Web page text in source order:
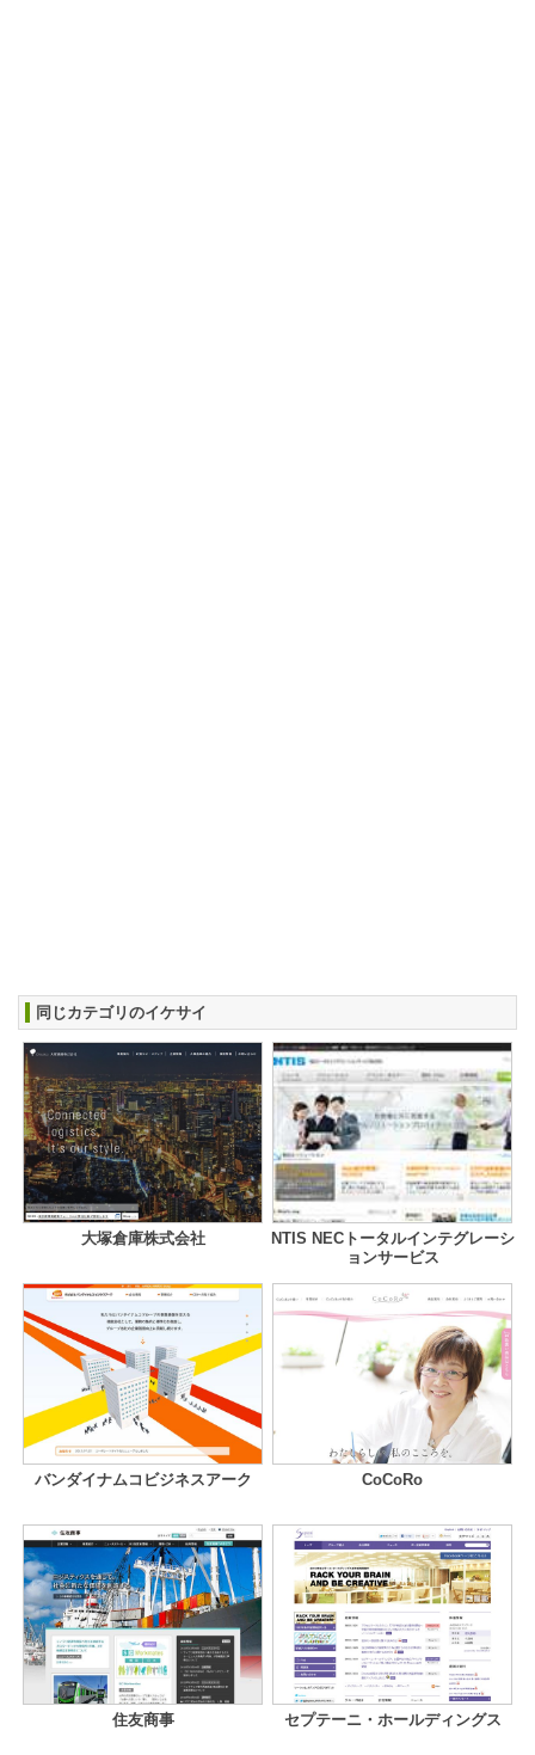
同じカテゴリのイケサイ
大塚倉庫株式会社
NTIS NECトータルインテグレーシ
ョンサービス
バンダイナムコビジネスアーク CoCoRo
住友商事 セプテーニ・ホールディングス